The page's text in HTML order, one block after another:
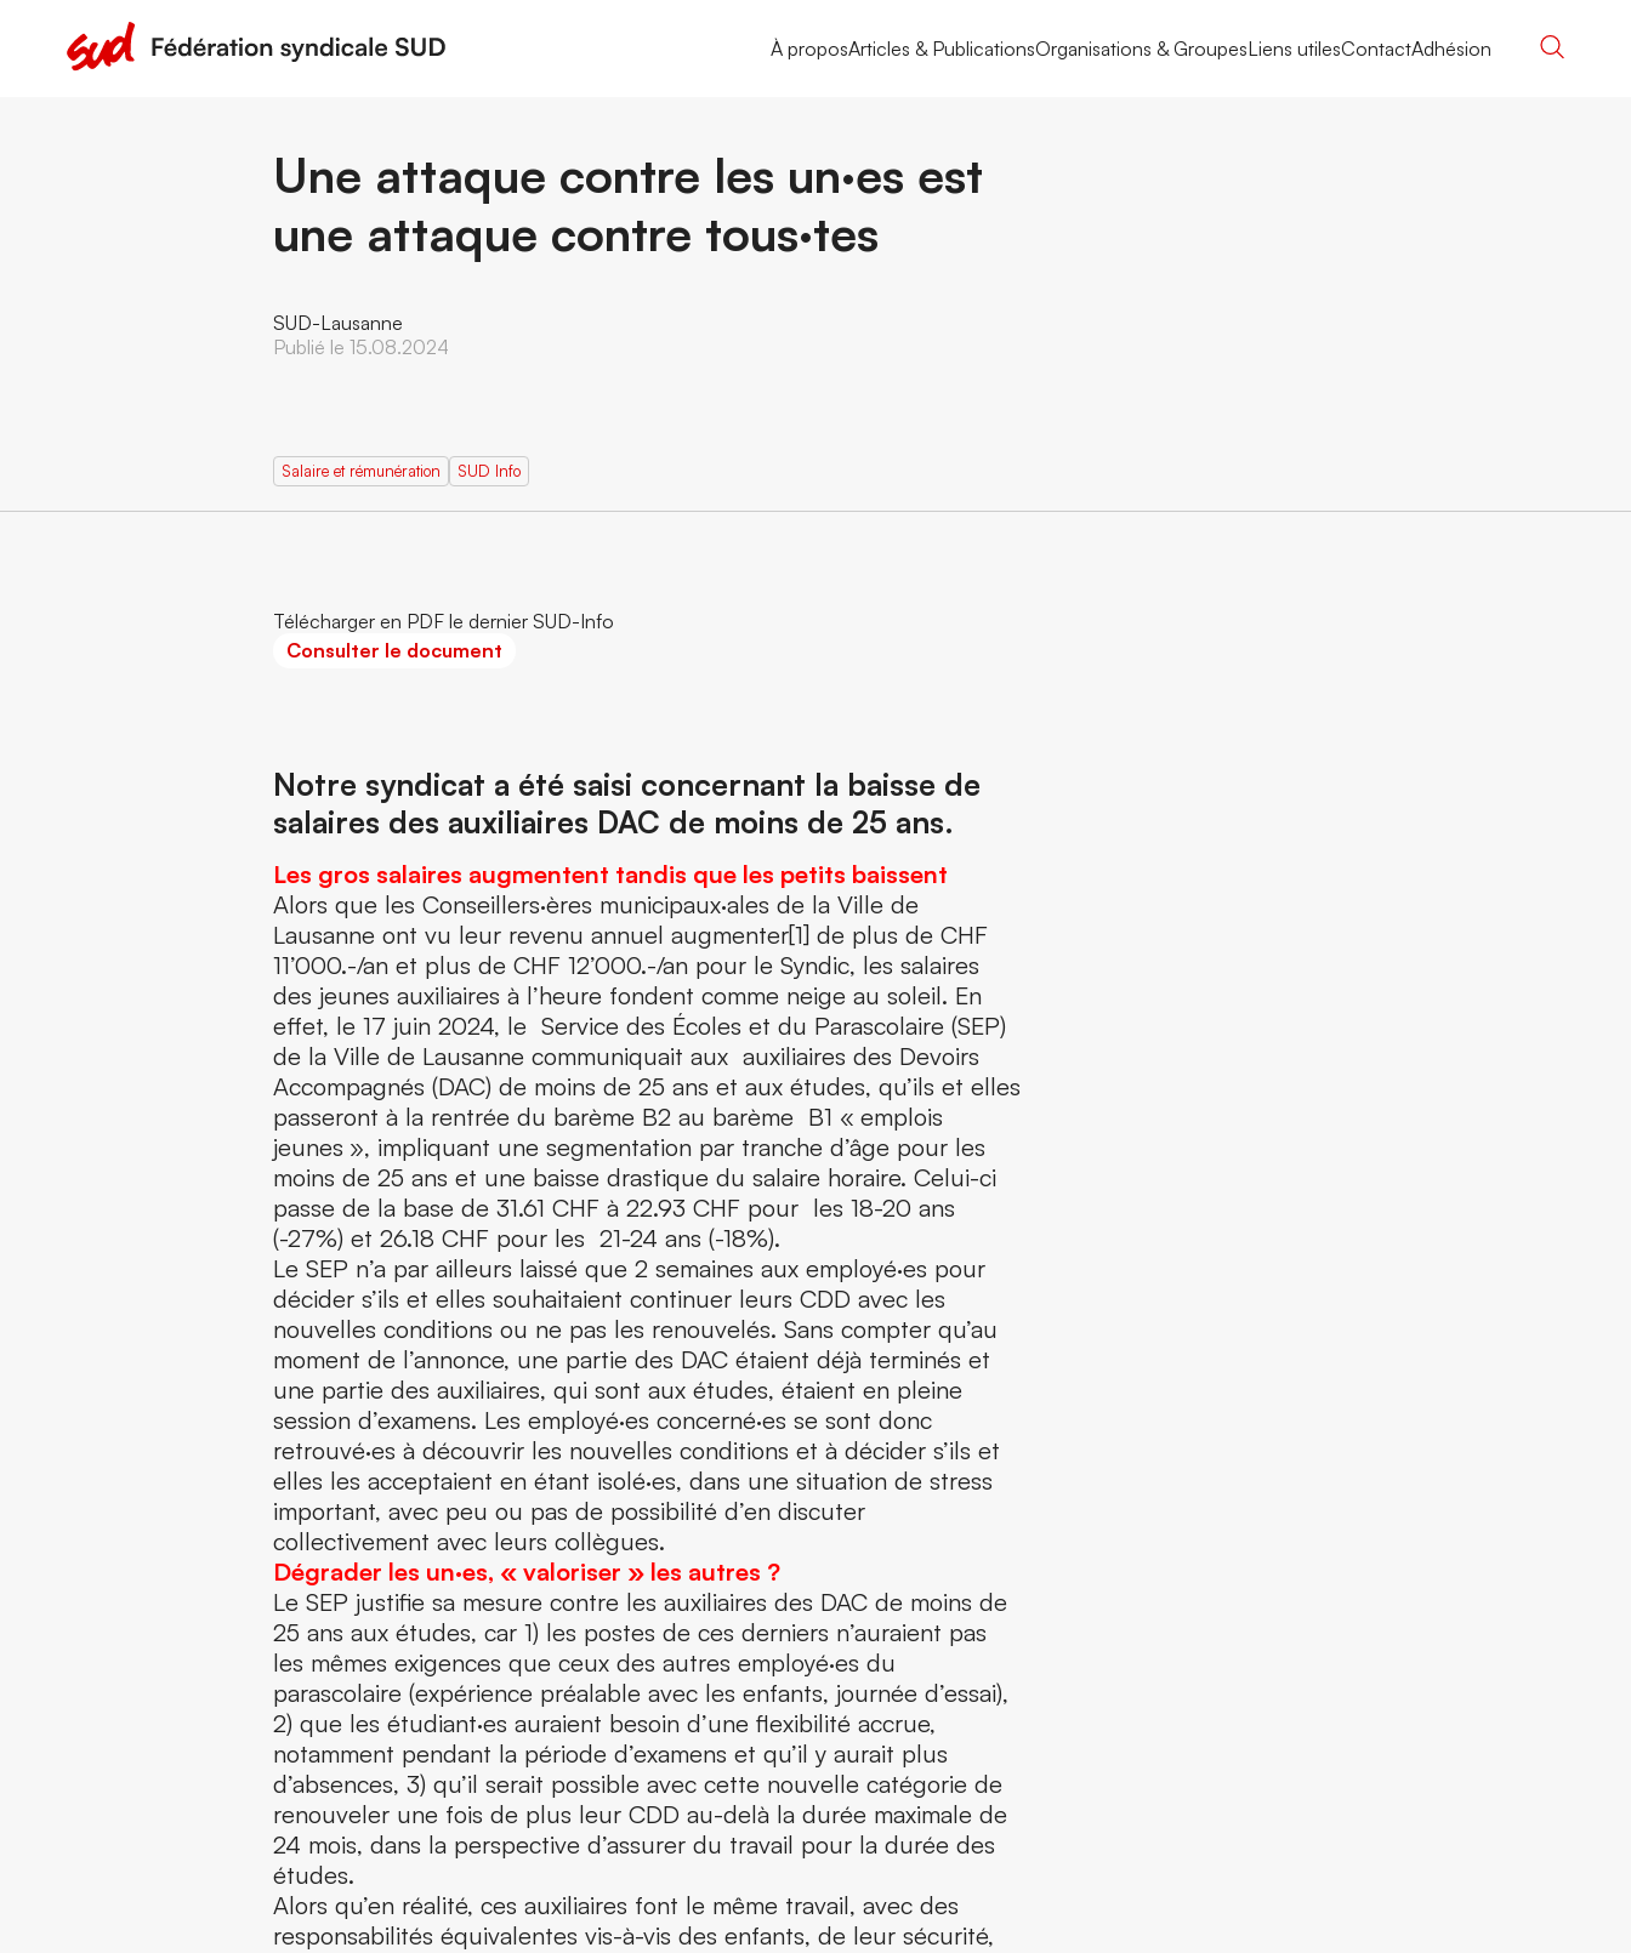
À proposArticles & PublicationsOrganisations & GroupesLiens utilesContactAdhésion
Une attaque contre les un·es est
une attaque contre tous·tes
SUD-Lausanne
Publié le 15.08.2024
Salaire et rémunération SUD Info
Télécharger en PDF le dernier SUD-Info
Consulter le document
Notre syndicat a été saisi concernant la baisse de
salaires des auxiliaires DAC de moins de 25 ans.
Les gros salaires augmentent tandis que les petits baissent
Alors que les Conseillers·ères municipaux·ales de la Ville de
Lausanne ont vu leur revenu annuel augmenter[1] de plus de CHF
11’000.-/an et plus de CHF 12’000.-/an pour le Syndic, les salaires
des jeunes auxiliaires à l’heure fondent comme neige au soleil. En
effet, le 17 juin 2024, le Service des Écoles et du Parascolaire (SEP)
de la Ville de Lausanne communiquait aux auxiliaires des Devoirs
Accompagnés (DAC) de moins de 25 ans et aux études, qu’ils et elles
passeront à la rentrée du barème B2 au barème B1 « emplois
jeunes », impliquant une segmentation par tranche d’âge pour les
moins de 25 ans et une baisse drastique du salaire horaire. Celui-ci
passe de la base de 31.61 CHF à 22.93 CHF pour les 18-20 ans
(-27%) et 26.18 CHF pour les 21-24 ans (-18%).
Le SEP n’a par ailleurs laissé que 2 semaines aux employé·es pour
décider s’ils et elles souhaitaient continuer leurs CDD avec les
nouvelles conditions ou ne pas les renouvelés. Sans compter qu’au
moment de l’annonce, une partie des DAC étaient déjà terminés et
une partie des auxiliaires, qui sont aux études, étaient en pleine
session d’examens. Les employé·es concerné·es se sont donc
retrouvé·es à découvrir les nouvelles conditions et à décider s’ils et
elles les acceptaient en étant isolé·es, dans une situation de stress
important, avec peu ou pas de possibilité d’en discuter
collectivement avec leurs collègues.
Dégrader les un·es, « valoriser » les autres ?
Le SEP justifie sa mesure contre les auxiliaires des DAC de moins de
25 ans aux études, car 1) les postes de ces derniers n’auraient pas
les mêmes exigences que ceux des autres employé·es du
parascolaire (expérience préalable avec les enfants, journée d’essai),
2) que les étudiant·es auraient besoin d’une flexibilité accrue,
notamment pendant la période d’examens et qu’il y aurait plus
d’absences, 3) qu’il serait possible avec cette nouvelle catégorie de
renouveler une fois de plus leur CDD au-delà la durée maximale de
24 mois, dans la perspective d’assurer du travail pour la durée des
études.
Alors qu’en réalité, ces auxiliaires font le même travail, avec des
responsabilités équivalentes vis-à-vis des enfants, de leur sécurité,